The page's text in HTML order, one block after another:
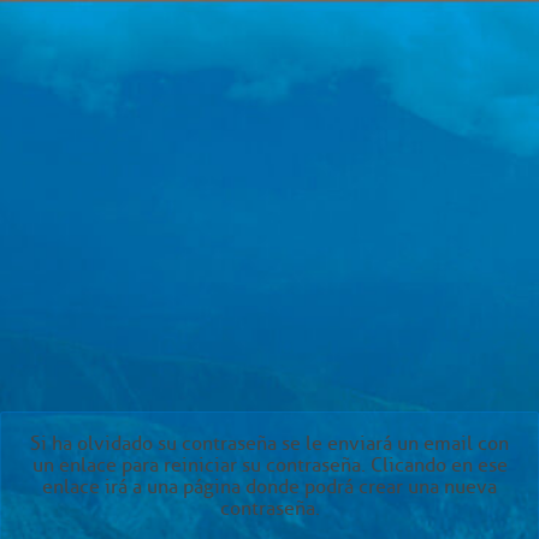
Si ha olvidado su contraseña se le enviará un email con
un enlace para reiniciar su contraseña. Clicando en ese
enlace irá a una página donde podrá crear una nueva
contraseña.